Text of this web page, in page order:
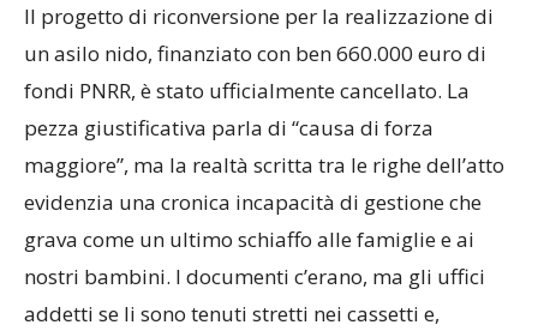
Il progetto di riconversione per la realizzazione di
un asilo nido, finanziato con ben 660.000 euro di
fondi PNRR, è stato ufficialmente cancellato. La
pezza giustificativa parla di “causa di forza
maggiore”, ma la realtà scritta tra le righe dell’atto
evidenzia una cronica incapacità di gestione che
grava come un ultimo schiaffo alle famiglie e ai
nostri bambini. I documenti c’erano, ma gli uffici
addetti se li sono tenuti stretti nei cassetti e,